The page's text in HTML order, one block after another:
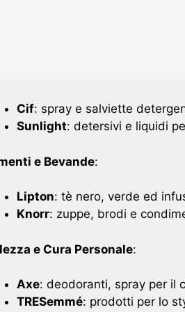
Cif: spray e salviette
Sunlight: detersivi e liquidi
e Bevande:
Lipton: tè nero, verde ed
Knorr: zuppe, brodi e
e Cura Personale:
Axe: deodoranti, spray per il
TRESemmé: prodotti per lo